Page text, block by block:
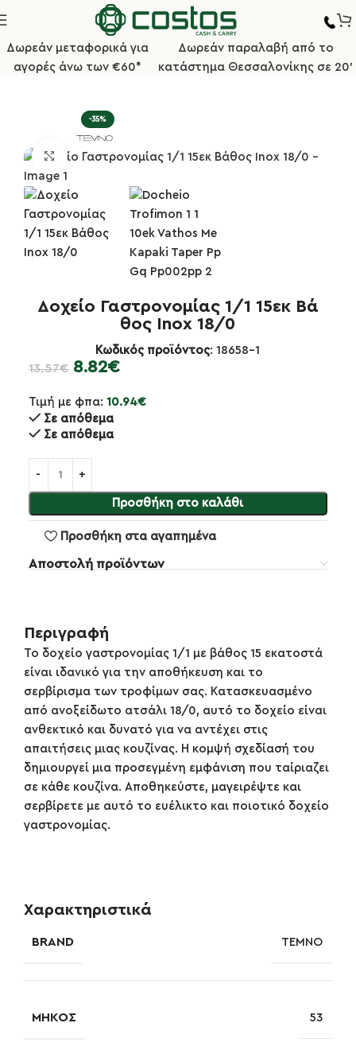
Δωρεάν μεταφορικά για
αγορές άνω των €60*
Δωρεάν παραλαβή από το
κατάστημα Θεσσαλονίκης σε 20'
Κουζίνα Επαγγελματικές Λεκάνες GN (Gastronorm)
-35%
Κλικ για μεγέθυνση
Δοχείο Γαστρονομίας 1/1 15εκ Βά
θος Inox 18/0
Κωδικός προϊόντος: 18658-1
13.57€ 8.82€
Τιμή με φπα: 10.94€
Σε απόθεμα
Σε απόθεμα
Προσθήκη στο καλάθι
Προσθήκη στα αγαπημένα
Αποστολή προϊόντων
Περιγραφή
Το δοχείο γαστρονομίας 1/1 με βάθος 15 εκατοστά
είναι ιδανικό για την αποθήκευση και το
σερβίρισμα των τροφίμων σας. Κατασκευασμένο
από ανοξείδωτο ατσάλι 18/0, αυτό το δοχείο είναι
ανθεκτικό και δυνατό για να αντέχει στις
απαιτήσεις μιας κουζίνας. Η κομψή σχεδίασή του
δημιουργεί μια προσεγμένη εμφάνιση που ταίριαζει
σε κάθε κουζίνα. Αποθηκεύστε, μαγειρέψτε και
σερβίρετε με αυτό το ευέλικτο και ποιοτικό δοχείο
γαστρονομίας.
Χαρακτηριστικά
BRAND TEMNO
ΜΉΚΟΣ 53